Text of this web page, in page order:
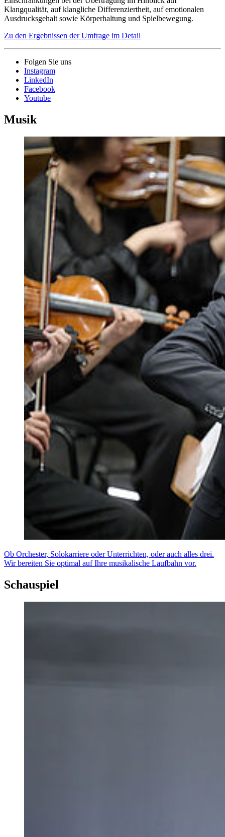
Klangqualität, auf klangliche Differenziertheit, auf emotionalen
Ausdrucksgehalt sowie Körperhaltung und Spielbewegung.
Zu den Ergebnissen der Umfrage im Detail
Folgen Sie uns
Instagram
LinkedIn
Facebook
Youtube
Musik
Ob Orchester, Solokarriere oder Unterrichten, oder auch alles drei.
Wir bereiten Sie optimal auf Ihre musikalische Laufbahn vor.
Schauspiel